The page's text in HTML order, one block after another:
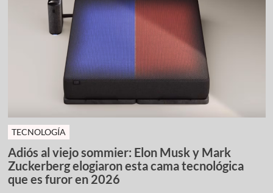
TECNOLOGÍA
Adiós al viejo sommier: Elon Musk y Mark
Zuckerberg elogiaron esta cama tecnológica
que es furor en 2026